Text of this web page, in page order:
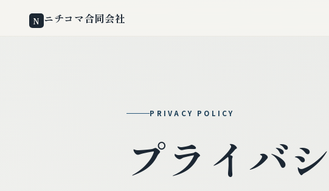
N ニチコマ合同会社
PRIVACY POLICY
プライバ